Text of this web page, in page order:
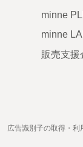
minne
minne
販売支援
広告識別子の取得・利